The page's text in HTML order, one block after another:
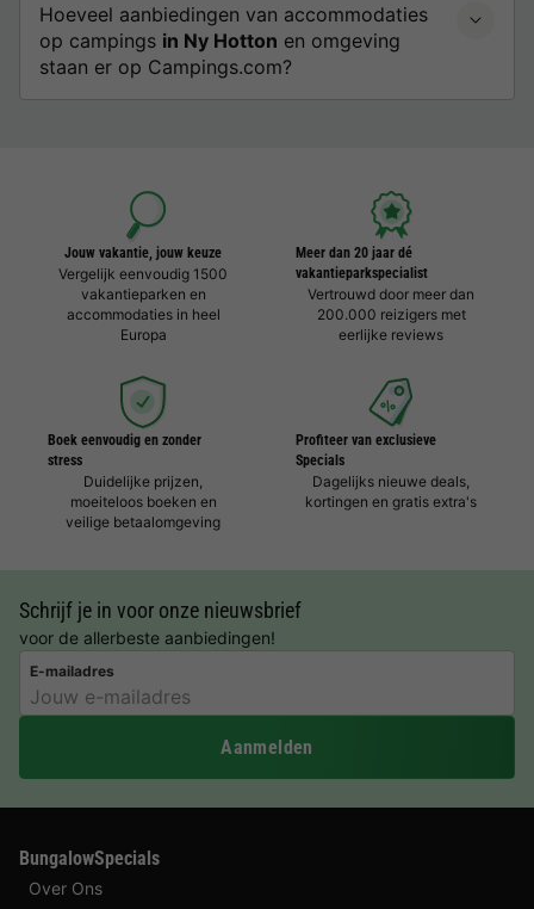
Hoeveel aanbiedingen van accommodaties
op campings in Ny Hotton en omgeving
staan er op Campings.com?
Jouw vakantie, jouw keuze
Vergelijk eenvoudig 1500
vakantieparken en
accommodaties in heel
Europa
Meer dan 20 jaar dé
vakantieparkspecialist
Vertrouwd door meer dan
200.000 reizigers met
eerlijke reviews
Boek eenvoudig en zonder
stress
Duidelijke prijzen,
moeiteloos boeken en
veilige betaalomgeving
Profiteer van exclusieve
Specials
Dagelijks nieuwe deals,
kortingen en gratis extra's
Schrijf je in voor onze nieuwsbrief
voor de allerbeste aanbiedingen!
E-mailadres
Aanmelden
BungalowSpecials
Over Ons